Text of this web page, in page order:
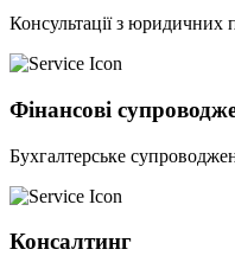
Консультації з юридичних
Фінансові
Бухгалтерське
Консалтинг